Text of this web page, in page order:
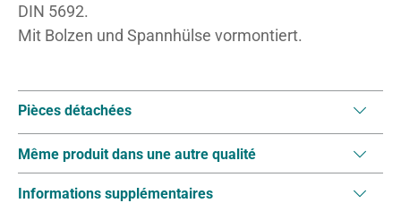
DIN 5692.
Mit Bolzen und Spannhülse vormontiert.
Pièces détachées
Même produit dans une autre qualité
Informations supplémentaires